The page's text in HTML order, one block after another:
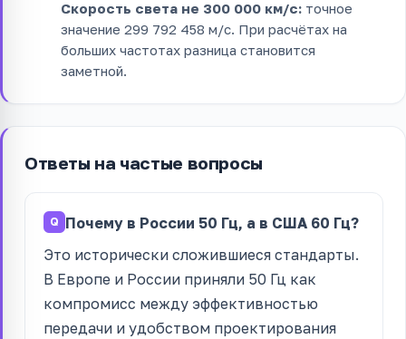
Скорость света не 300 000 км/с: точное
значение 299 792 458 м/с. При расчётах на
больших частотах разница становится
заметной.
Ответы на частые вопросы
Почему в России 50 Гц, а в США 60 Гц?
Это исторически сложившиеся стандарты.
В Европе и России приняли 50 Гц как
компромисс между эффективностью
передачи и удобством проектирования